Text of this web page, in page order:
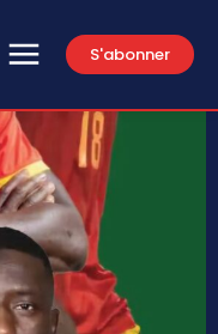
S'abonner